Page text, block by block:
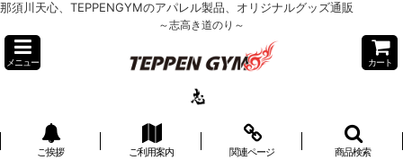
那須川天心、TEPPENGYMのアパレル製品、オリジナルグッズ通販
～志高き道のり～
メニュー カート
ご挨拶 ご利用案内 関連ページ 商品検索